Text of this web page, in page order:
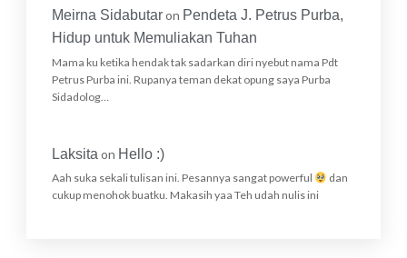
Meirna Sidabutaron Pendeta J. Petrus Purba,
Hidup untuk Memuliakan Tuhan
Mama ku ketika hendak tak sadarkan diri nyebut nama Pdt
Petrus Purba ini. Rupanya teman dekat opung saya Purba
Sidadolog…
Laksita on Hello :)
Aah suka sekali tulisan ini. Pesannya sangat powerful
dan
cukup menohok buatku. Makasih yaa Teh udah nulis ini